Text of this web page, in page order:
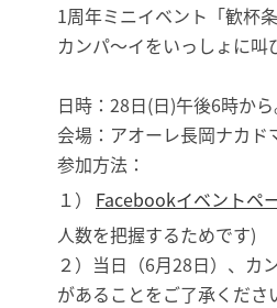
1周年ミニイベント「歓杯
カンパ～イをいっしょに叫
日時：28日(日)午後6時か
会場：アオーレ長岡ナカド
参加方法：
１）
Facebookイベントペ
人数を把握するためです)
２）当日（6月28日）、カ
があることをご了承くださ